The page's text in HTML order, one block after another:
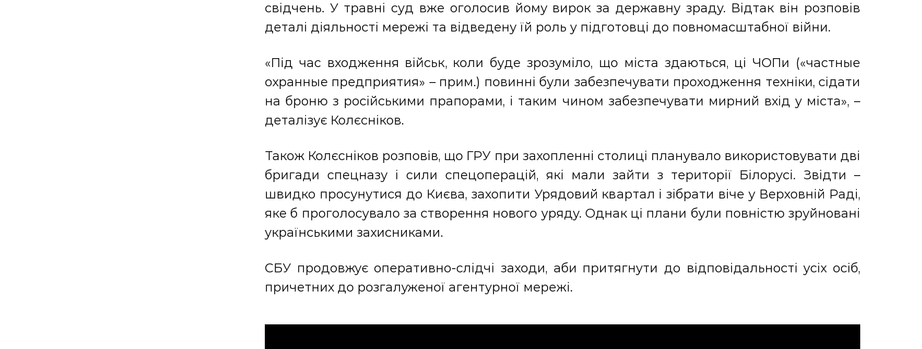
свідчень. У травні суд вже оголосив йому вирок за державну зраду. Відтак він розповів
деталі діяльності мережі та відведену їй роль у підготовці до повномасштабної війни.
«Під час входження військ, коли буде зрозуміло, що міста здаються, ці ЧОПи («частные
охранные предприятия» – прим.) повинні були забезпечувати проходження техніки, сідати
на броню з російськими прапорами, і таким чином забезпечувати мирний вхід у міста», –
деталізує Колєсніков.
Також Колєсніков розповів, що ГРУ при захопленні столиці планувало використовувати дві
бригади спецназу і сили спецоперацій, які мали зайти з території Білорусі. Звідти –
швидко просунутися до Києва, захопити Урядовий квартал і зібрати віче у Верховній Раді,
яке б проголосувало за створення нового уряду. Однак ці плани були повністю зруйновані
українськими захисниками.
СБУ продовжує оперативно-слідчі заходи, аби притягнути до відповідальності усіх осіб,
причетних до розгалуженої агентурної мережі.